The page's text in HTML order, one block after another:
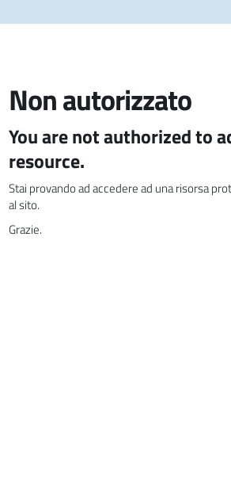
Non autorizzato
You are not authorized to
resource.
Stai provando ad accedere ad una risorsa
al sito.
Grazie.